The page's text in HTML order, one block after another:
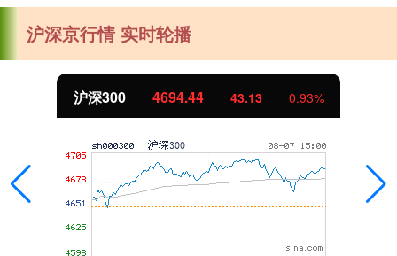
沪深京行情 实时轮播
北证50 1134.24 11.37 1.01%